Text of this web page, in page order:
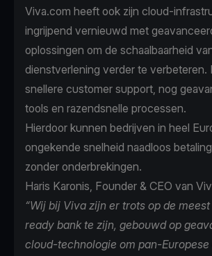
Viva.com heeft ook zijn cloud-
ingrijpend vernieuwd met
oplossingen om de schaalbaarheid
dienstverlening verder te verbeteren.
snellere customer support, nog
tools en razendsnelle processen.
Hierdoor kunnen bedrijven in heel
ongekende snelheid naadloos
zonder onderbrekingen.
Haris Karonis, Founder & CEO van
“Wij bij Viva zijn er trots op de
ready bank te zijn, gebouwd op
cloud-technologie om pan-Europese